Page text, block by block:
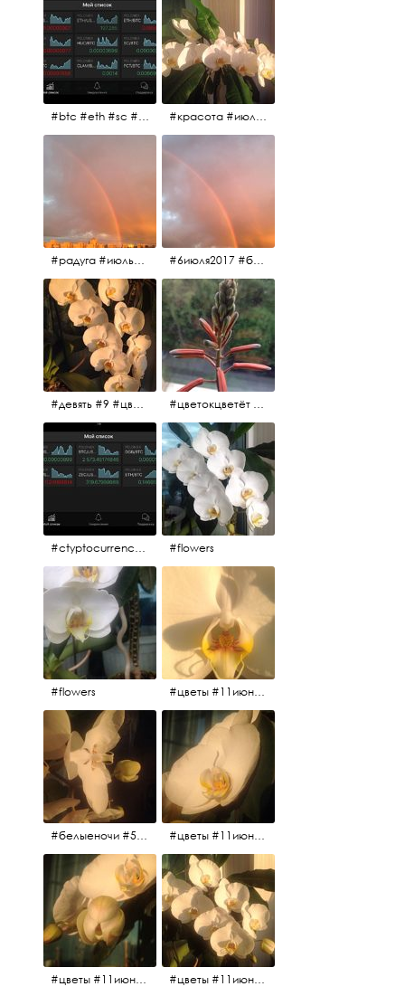
#btc #eth #sc #xrp #etc #maid #sys #naut #strat #pasc #dash #xmr #nxt #usdt #ltc#lsk #zec #str #rep #coin #markets #bitcoin #красота #июльскоеутро
#радуга #июльскоеутро #радугавовсёнебо #6июля2017 #6июля2017 #белыеночи #питерскоеутро #джулаймонинг #июльскоеутро #радугавовсёнебо #радуга #дождик
#девять #9 #цветы #цветокцветёт #flowers
#ctyptocurrency #btc #eth #flowers
#flowers #цветы #11июня2017 #5утра #белыеночи
#белыеночи #5утра #11июня2017 #цветы #цветы #11июня2017 #5утра #белыеночи
#цветы #11июня2017 #цветы #11июня2017